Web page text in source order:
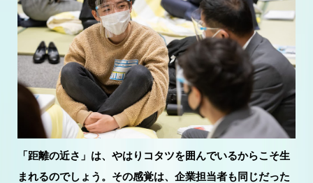
「距離の近さ」は、やはりコタツを囲んでいるからこそ生
まれるのでしょう。その感覚は、企業担当者も同じだった